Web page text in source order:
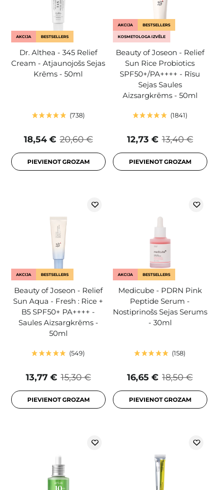
AKCIJA BESTSELLERS
Dr. Althea - 345 Relief
Cream - Atjaunojošs Sejas
Krēms - 50ml
738
20,60 €
18,54 €
PIEVIENOT GROZAM
AKCIJA BESTSELLERS
KOSMETOLOGA IZVĒLE
Beauty of Joseon - Relief
Sun Rice Probiotics
SPF50+/PA++++ - Rīsu
Sejas Saules
Aizsargkrēms - 50ml
1841
13,40 €
12,73 €
PIEVIENOT GROZAM
AKCIJA BESTSELLERS
Beauty of Joseon - Relief
Sun Aqua - Fresh : Rice +
B5 SPF50+ PA++++ -
Saules Aizsargkrēms -
50ml
549
15,30 €
13,77 €
PIEVIENOT GROZAM
AKCIJA BESTSELLERS
Medicube - PDRN Pink
Peptide Serum -
Nostiprinošs Sejas Serums
- 30ml
158
18,50 €
16,65 €
PIEVIENOT GROZAM